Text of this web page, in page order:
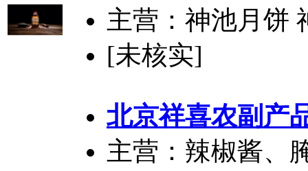
主营：神池月饼
[未核实]
北京祥喜农副产
主营：辣椒酱、